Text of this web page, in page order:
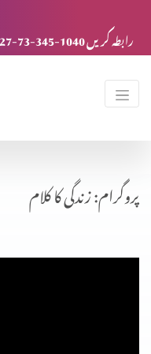
+27-73-345-1040 رابطہ کریں
پروگرام: زندگی کا کلام